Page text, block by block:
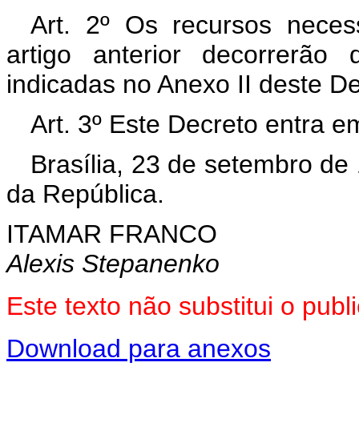
Art. 2º Os recursos
artigo anterior decorrerão
indicadas no Anexo II deste
Art. 3º Este Decreto entra
Brasília, 23 de setembro de
da República.
ITAMAR FRANCO
Alexis Stepanenko
Este texto não substitui o
Download para anexos